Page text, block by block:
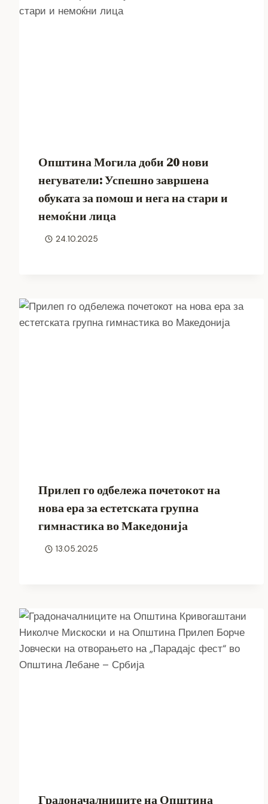
Општина Могила доби 20 нови
негуватели: Успешно завршена
обуката за помош и нега на стари и
немоќни лица
24.10.2025
Прилеп го одбележа почетокот на
нова ера за естетската групна
гимнастика во Македонија
13.05.2025
Градоначалниците на Општина